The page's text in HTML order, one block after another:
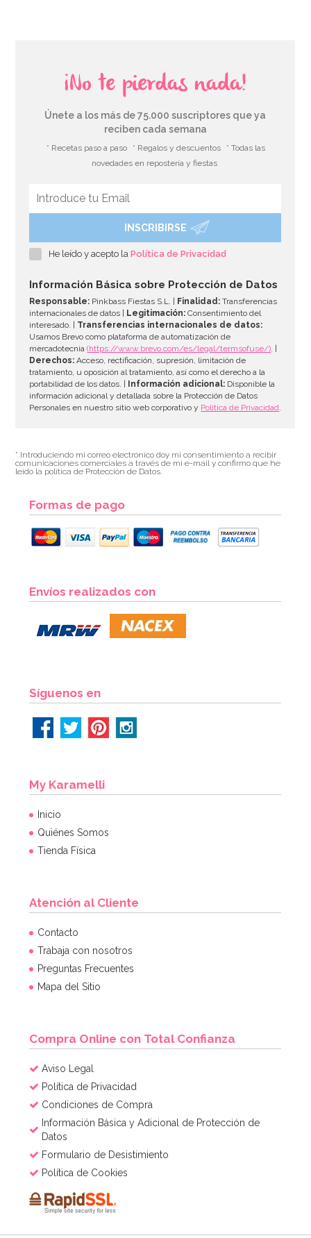
Líquido Float Plus para Globos 70 ml
AÑADIR
1,65€
Bombona de Helio para Globos Mini
AÑADIR
¡No te pierdas nada!
Únete a los más de 75.000 suscriptores que ya
reciben cada semana
* Recetas paso a paso * Regalos y descuentos
* Todas las
novedades en repostería y fiestas
INSCRIBIRSE
He leído y acepto laPolítica de Privacidad
Información Básica sobre Protección de Datos
Responsable: Pinkbass Fiestas S.L. | Finalidad: Transferencias
internacionales de datos |
Legitimación: Consentimiento del
interesado. | Transferencias internacionales de datos:
Usamos Brevo como plataforma de automatización de
mercadotecnia(https://www.brevo.com/es/legal/termsofuse/). |
Derechos: Acceso, rectificación, supresión, limitación de
tratamiento, u oposición al tratamiento, así como el derecho a la
portabilidad de los datos. |
Información adicional: Disponible la
información adicional y detallada sobre la Protección de Datos
Personales en nuestro sitio web corporativo y Política de Privacidad.
* Introduciendo mi correo electrónico doy mi consentimiento a recibir
comunicaciones comerciales a través de mi e-mail y confirmo que he
leído la política de Protección de Datos.
Formas de pago
Envíos realizados con
Síguenos en
My Karamelli
Inicio
Quiénes Somos
Tienda Física
Atención al Cliente
Contacto
Trabaja con nosotros
Preguntas Frecuentes
Mapa del Sitio
Compra Online con Total Confianza
Aviso Legal
Política de Privacidad
Condiciones de Compra
Información Básica y Adicional de Protección de
Datos
Formulario de Desistimiento
Política de Cookies